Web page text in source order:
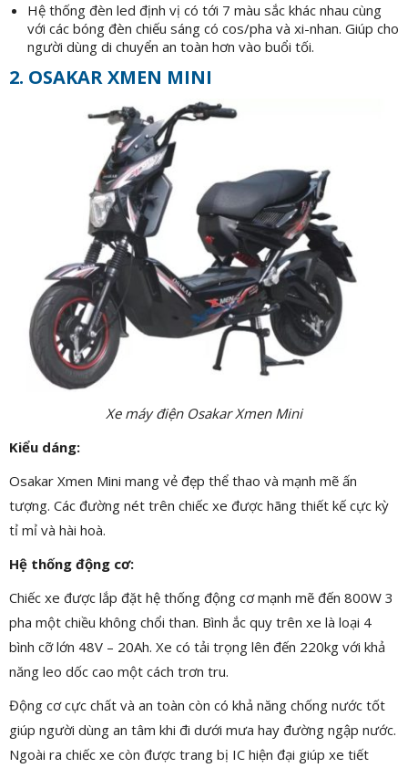
Hệ thống đèn led định vị có tới 7 màu sắc khác nhau cùng
với các bóng đèn chiếu sáng có cos/pha và xi-nhan. Giúp cho
người dùng di chuyển an toàn hơn vào buổi tối.
2. OSAKAR XMEN MINI
Xe máy điện Osakar Xmen Mini
Kiểu dáng:
Osakar Xmen Mini mang vẻ đẹp thể thao và mạnh mẽ ấn
tượng. Các đường nét trên chiếc xe được hãng thiết kế cực kỳ
tỉ mỉ và hài hoà.
Hệ thống động cơ:
Chiếc xe được lắp đặt hệ thống động cơ mạnh mẽ đến 800W 3
pha một chiều không chổi than. Bình ắc quy trên xe là loại 4
bình cỡ lớn 48V – 20Ah. Xe có tải trọng lên đến 220kg với khả
năng leo dốc cao một cách trơn tru.
Động cơ cực chất và an toàn còn có khả năng chống nước tốt
giúp người dùng an tâm khi đi dưới mưa hay đường ngập nước.
Ngoài ra chiếc xe còn được trang bị IC hiện đại giúp xe tiết